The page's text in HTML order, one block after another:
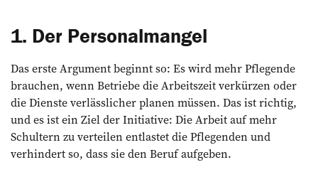
1. Der Personalmangel
Das erste Argument beginnt so: Es wird mehr Pflegende
brauchen, wenn Betriebe die Arbeitszeit verkürzen oder
die Dienste verlässlicher planen müssen. Das ist richtig,
und es ist ein Ziel der Initiative: Die Arbeit auf mehr
Schultern zu verteilen entlastet die Pflegenden und
verhindert so, dass sie den Beruf aufgeben.